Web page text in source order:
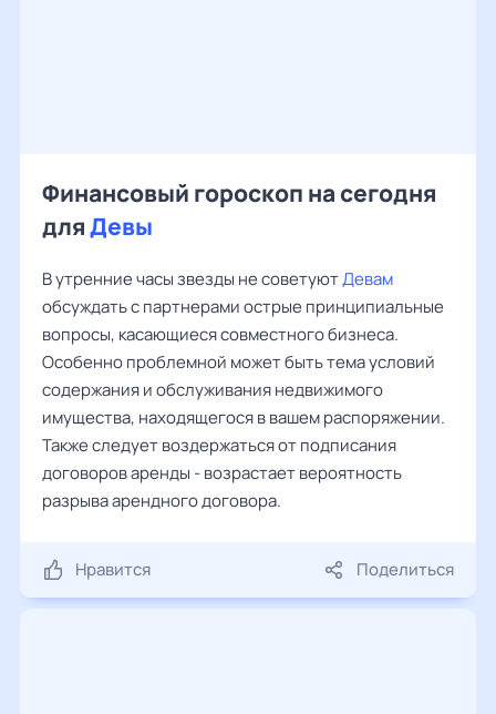
Финансовый гороскоп на сегодня
дляДевы
В утренние часы звезды не советуютДевам
обсуждать с партнерами острые принципиальные
вопросы, касающиеся совместного бизнеса.
Особенно проблемной может быть тема условий
содержания и обслуживания недвижимого
имущества, находящегося в вашем распоряжении.
Также следует воздержаться от подписания
договоров аренды - возрастает вероятность
разрыва арендного договора.
Нравится Поделиться